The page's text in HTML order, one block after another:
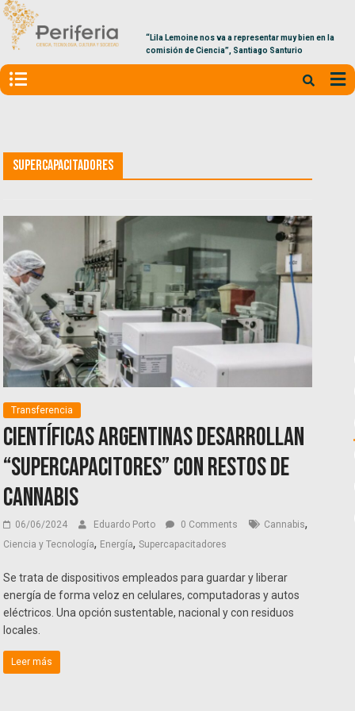
“Lila Lemoine nos va a representar muy bien en la
comisión de Ciencia”, Santiago Santurio
Supercapacitadores
Transferencia
Científicas argentinas desarrollan
“supercapacitores” con restos de
cannabis
06/06/2024 Eduardo Porto 0 Comments Cannabis,
Ciencia y Tecnología, Energía,Supercapacitadores
Se trata de dispositivos empleados para guardar y liberar
energía de forma veloz en celulares, computadoras y autos
eléctricos. Una opción sustentable, nacional y con residuos
locales.
Leer más